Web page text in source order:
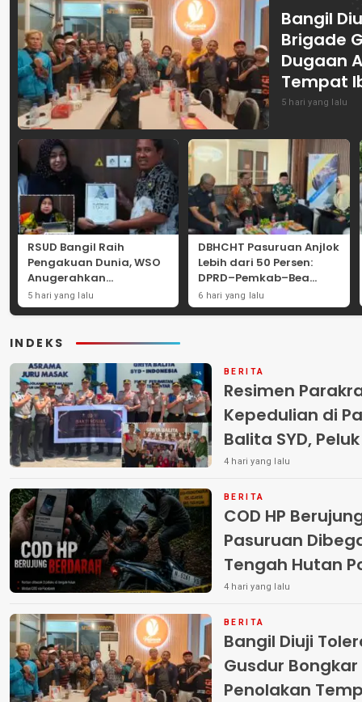
Bangil
Brigade
Dugaan
Tempat
5 hari yang lalu
RSUD Bangil Raih
Pengakuan Dunia, WSO
Anugerahkan
Penghargaan
Internasional untuk
5 hari yang lalu
DBHCHT Pasuruan Anjlok
Lebih dari 50 Persen:
DPRD–Pemkab–Bea
Cukai Perkuat Perang
Melawan Peredaran
6 hari yang lalu
INDEKS
BERITA
Resimen
Kepedulian di
Balita SYD,
Terlantar
4 hari yang lalu
BERITA
COD HP
Pasuruan
Tengah Hutan Polisi Buru Tiga
Pelaku
4 hari yang lalu
BERITA
Bangil Diuji
Gusdur
Penolakan